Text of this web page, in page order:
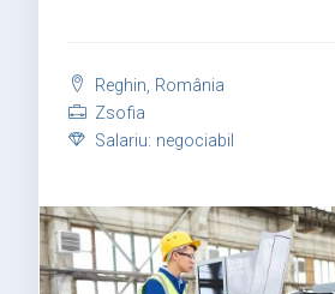
Reghin, România
Zsofia
Salariu: negociabil